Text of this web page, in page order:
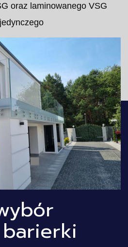
oraz laminowanego VSG
barierki